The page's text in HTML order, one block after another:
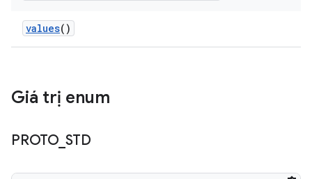
values()
Giá trị enum
PROTO_ STD